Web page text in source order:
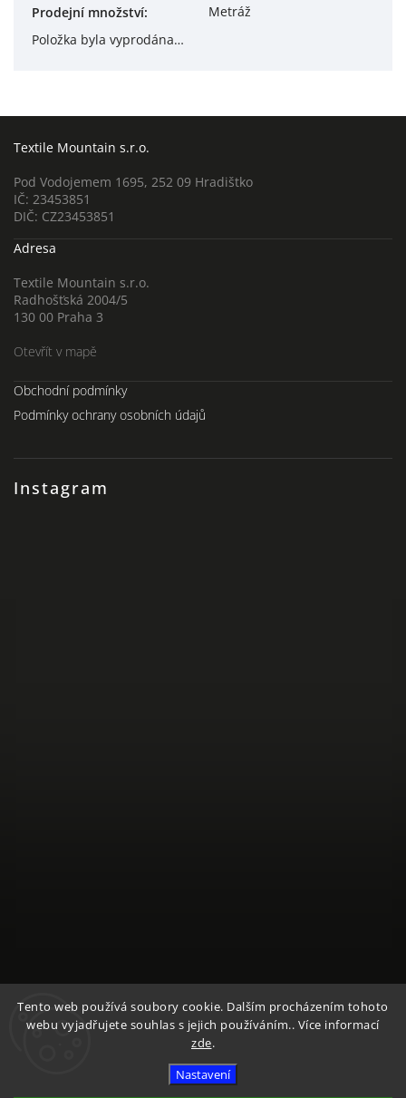
Tento web používá soubory cookie. Dalším procházením tohoto
webu vyjadřujete souhlas s jejich používáním.. Více informací
zde.
Nastavení
Prodejní množství:
Metráž
Položka byla vyprodána…
Textile Mountain s.r.o.
Pod Vodojemem 1695, 252 09 Hradištko
IČ: 23453851
DIČ: CZ23453851
Adresa
Textile Mountain s.r.o.
Radhošťská 2004/5
130 00 Praha 3
Otevřít v mapě
Instagram
Sledovat na Instagramu
Obchodní podmínky
Podmínky ochrany osobních údajů
vyhrazena.